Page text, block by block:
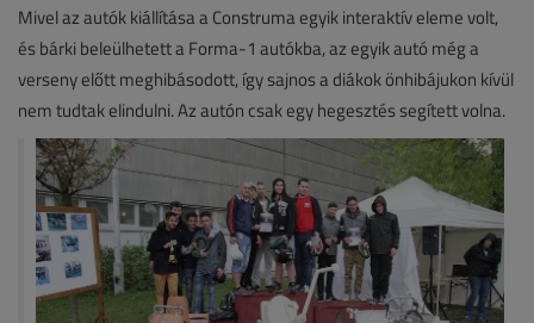
Mivel az autók kiállítása a Construma egyik interaktív eleme volt,
és bárki beleülhetett a Forma-1 autókba, az egyik autó még a
verseny előtt meghibásodott, így sajnos a diákok önhibájukon kívül
nem tudtak elindulni. Az autón csak egy hegesztés segített volna.